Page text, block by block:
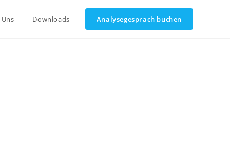
Downloads Analysegespräch buchen